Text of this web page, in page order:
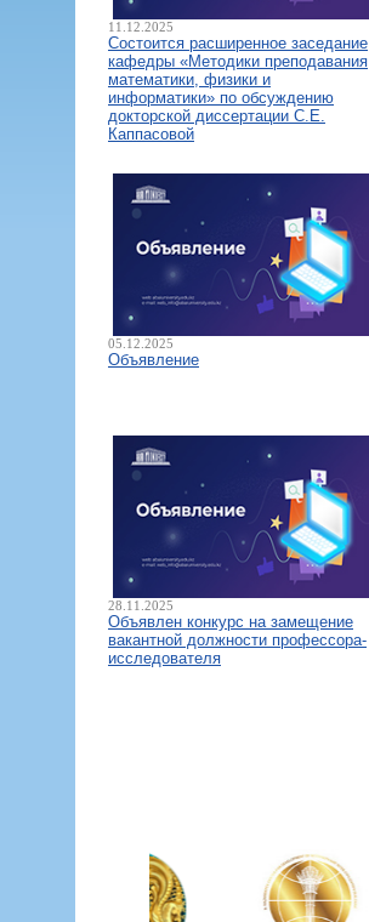
11.12.2025
Состоится расширенное заседание
кафедры «Методики преподавания
математики, физики и
информатики» по обсуждению
докторской диссертации С.Е.
Каппасовой
05.12.2025
Объявление
28.11.2025
Объявлен конкурс на замещение
вакантной должности профессора-
исследователя